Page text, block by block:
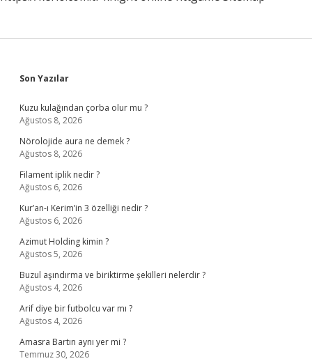
Sidebar
Son Yazılar
Kuzu kulağından çorba olur mu ?
Ağustos 8, 2026
Nörolojide aura ne demek ?
Ağustos 8, 2026
Filament iplik nedir ?
Ağustos 6, 2026
Kur’an-ı Kerim’in 3 özelliği nedir ?
Ağustos 6, 2026
Azimut Holding kimin ?
Ağustos 5, 2026
Buzul aşındırma ve biriktirme şekilleri nelerdir ?
Ağustos 4, 2026
Arif diye bir futbolcu var mı ?
Ağustos 4, 2026
Amasra Bartın aynı yer mi ?
Temmuz 30, 2026